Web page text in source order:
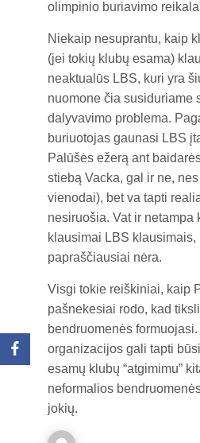
olimpinio buriavimo
Niekaip nesuprantu, kaip
(jei tokių klubų esama)
neaktualūs LBS, kuri yra
nuomone čia susiduriame
dalyvavimo problema.
buriuotojas gaunasi LBS
Palūšės ežerą ant
stiebą Vacka, gal ir ne,
vienodai), bet va tapti
nesiruošia. Vat ir netampa
klausimai LBS klausimais,
papraščiausiai nėra.
Visgi tokie reiškiniai, kaip
pašnekesiai rodo, kad
bendruomenės
organizacijos gali tapti
esamų klubų “atgimimu”
neformalios
jokių.